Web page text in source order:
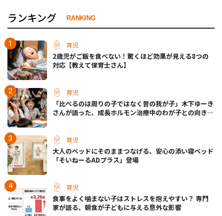
ランキング RANKING
育児
2歳児がご飯を食べない！驚くほど効果が見える8つの
対応【教えて保育士さん】
育児
「比べるのは周りの子ではなく昔の我が子」木下ゆーき
さんが語った、成長ホルモン治療中のわが子との向き合
育児
大人のベッドにそのままつなげる、安心の添い寝ベッド
「そいねーるADプラス」登場
育児
食事をよく噛まない子はストレスを抱えやすい？ 専門
家が語る、朝食が子どもに与える意外な影響